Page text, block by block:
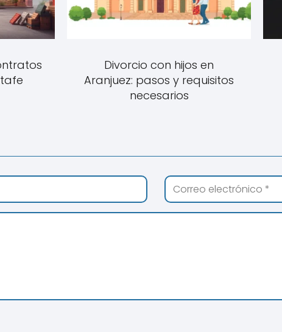
Divorcio con hijos en
Aranjuez: pasos y requisitos
necesarios